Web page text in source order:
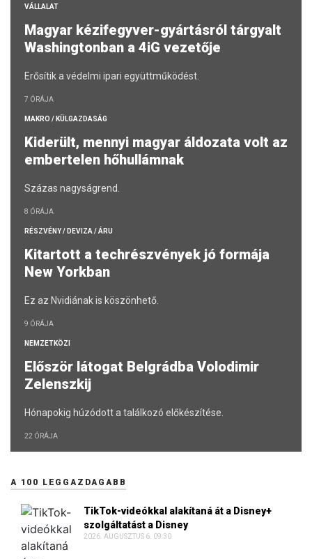
VÁLLALAT
Magyar kézifegyver-gyártásról tárgyalt
Washingtonban a 4iG vezetője
Erősítik a védelmi ipari együttműködést.
7 ÓRÁJA
MAKRO / KÜLGAZDASÁG
Kiderült, mennyi magyar áldozata volt az
embertelen hőhullámnak
Százas nagyságrend.
8 ÓRÁJA
RÉSZVÉNY / DEVIZA / ÁRU
Kitartott a techrészvények jó formája
New Yorkban
Ez az Nvidiának is köszönhető.
9 ÓRÁJA
NEMZETKÖZI
Először látogat Belgrádba Volodimir
Zelenszkij
Hónapokig húzódott a találkozó előkészítése.
22 ÓRÁJA
A 100 LEGGAZDAGABB
TikTok-videókkal alakítaná át a Disney+
szolgáltatást a Disney
2026. AUGUSZTUS 6. 09:30